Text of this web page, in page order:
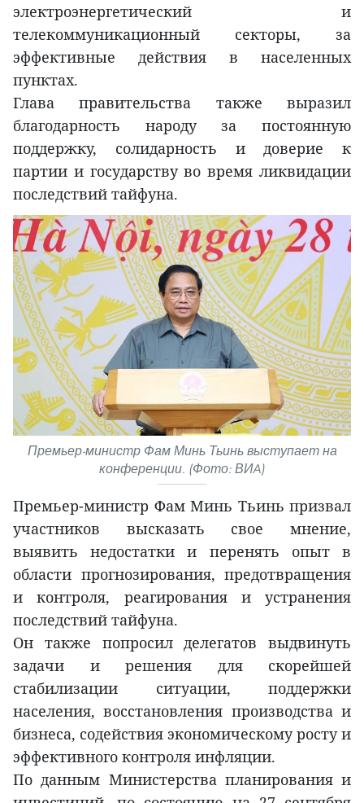
электроэнергетический и
телекоммуникационный секторы, за
эффективные действия в населенных
пунктах.
Глава правительства также выразил
благодарность народу за постоянную
поддержку, солидарность и доверие к
партии и государству во время ликвидации
последствий тайфуна.
Премьер-министр Фам Минь Тьинь выступает на
конференции. (Фото: ВИA)
Премьер-министр Фам Минь Тьинь призвал
участников высказать свое мнение,
выявить недостатки и перенять опыт в
области прогнозирования, предотвращения
и контроля, реагирования и устранения
последствий тайфуна.
Он также попросил делегатов выдвинуть
задачи и решения для скорейшей
стабилизации ситуации, поддержки
населения, восстановления производства и
бизнеса, содействия экономическому росту и
эффективного контроля инфляции.
По данным Министерства планирования и